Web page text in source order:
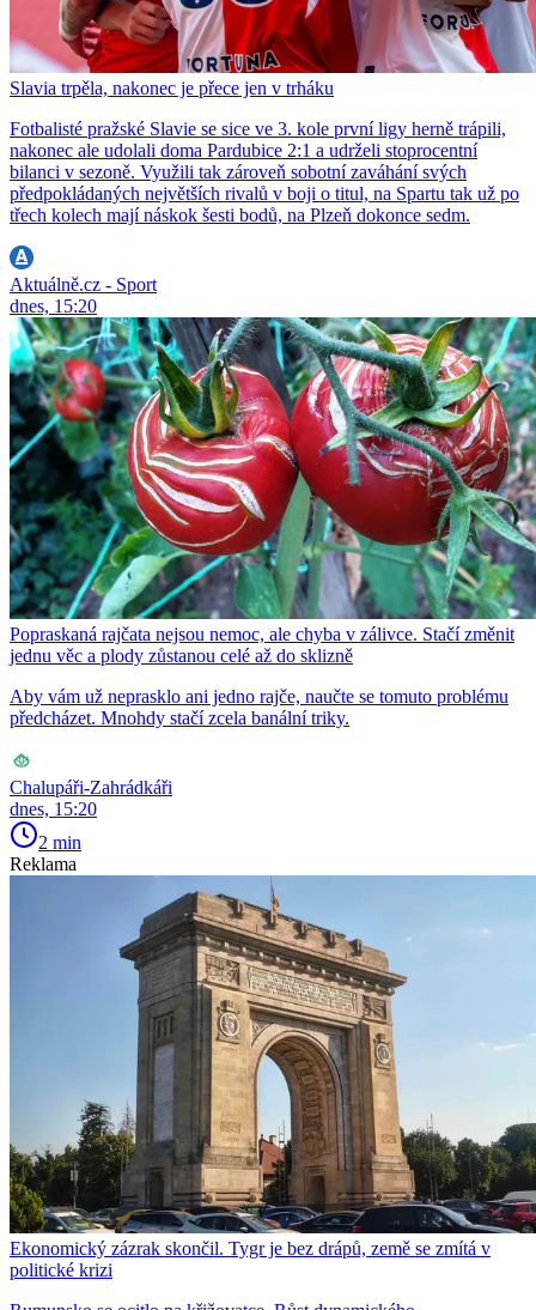
Slavia trpěla, nakonec je přece jen v trháku
Fotbalisté pražské Slavie se sice ve 3. kole první ligy herně trápili,
nakonec ale udolali doma Pardubice 2:1 a udrželi stoprocentní
bilanci v sezoně. Využili tak zároveň sobotní zaváhání svých
předpokládaných největších rivalů v boji o titul, na Spartu tak už po
třech kolech mají náskok šesti bodů, na Plzeň dokonce sedm.
Aktuálně.cz - Sport
dnes, 15:20
Popraskaná rajčata nejsou nemoc, ale chyba v zálivce. Stačí změnit
jednu věc a plody zůstanou celé až do sklizně
Aby vám už neprasklo ani jedno rajče, naučte se tomuto problému
předcházet. Mnohdy stačí zcela banální triky.
Chalupáři-Zahrádkáři
dnes, 15:20
2 min
Reklama
Ekonomický zázrak skončil. Tygr je bez drápů, země se zmítá v
politické krizi